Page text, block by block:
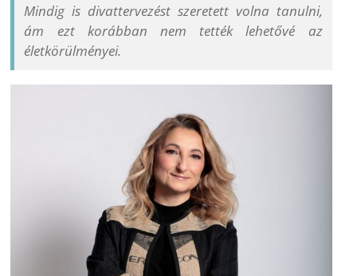
Mindig is divattervezést szeretett volna tanulni,
ám ezt korábban nem tették lehetővé az
életkörülményei.